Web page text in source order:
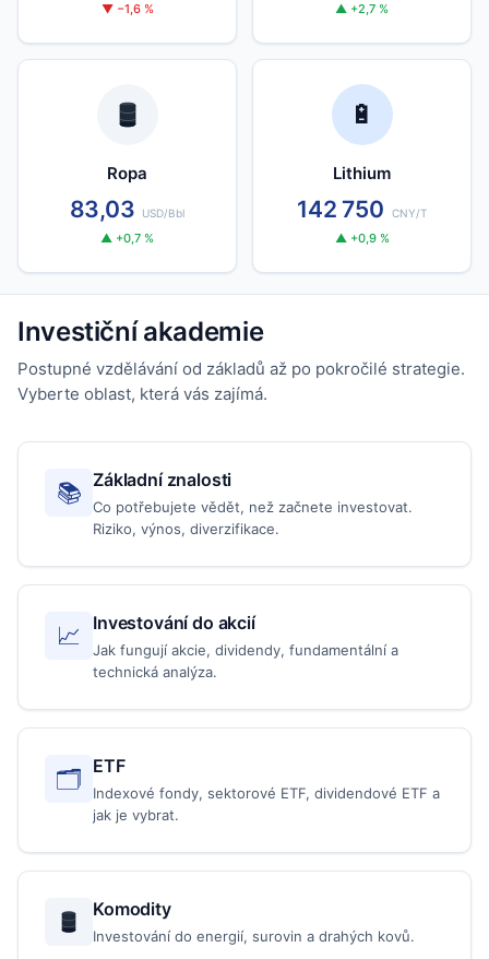
▼ −1,6 % ▲ +2,7 %
Ropa
83,03 USD/Bbl
▲ +0,7 %
🔋
Lithium
142 750 CNY/T
▲ +0,9 %
Investiční akademie
Postupné vzdělávání od základů až po pokročilé strategie.
Vyberte oblast, která vás zajímá.
📚 Základní znalosti
Co potřebujete vědět, než začnete investovat.
Riziko, výnos, diverzifikace.
📈 Investování do akcií
Jak fungují akcie, dividendy, fundamentální a
technická analýza.
🗂️ ETF
Indexové fondy, sektorové ETF, dividendové ETF a
jak je vybrat.
Komodity
Investování do energií, surovin a drahých kovů.